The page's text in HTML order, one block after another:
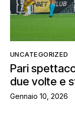
UNCATEGORIZED
Pari
due volte e
Gennaio 10, 2026